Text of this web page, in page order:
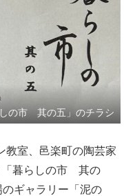
の市 其の五」のチラシ
教室、邑楽町の陶芸家
「暮らしの市 其の
ギャラリー「泥の